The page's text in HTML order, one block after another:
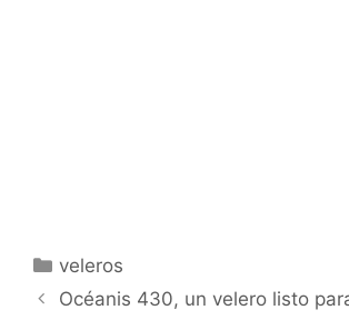
Categorías
veleros
Océanis 430, un velero listo